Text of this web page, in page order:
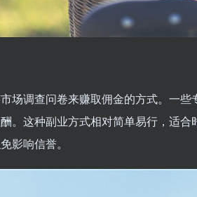
场调查问卷来赚取佣金的方式。一
。这种副业方式相对简单易行，适
影响信誉。